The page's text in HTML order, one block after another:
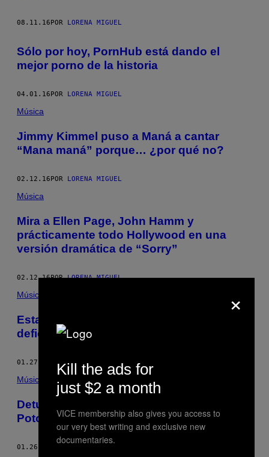
08.11.16POR LORENA MIGUEL
Sólo por hoy, PornHub está dando el
mejor porno de la historia
04.01.16POR LORENA MIGUEL
Música
Jimmy Kimmel puso a Maná a cantar
“Mana maná” porque… ¿por qué no?
02.12.16POR LORENA MIGUEL
Música
Mira a Ellen Page, John Hamm y
prácticamente todo Hollywood en una
versión dramática de “Sorry”
02.12.16PORLORENA MIGUEL
Música
Estas mujeres de la Ciudad de México se
defienden del machismo con punk rock
01.27.16 PORLORENA MIGUEL
Música
Detuvieron a Adán Cruz en San Luís
Potosí por abuso sexual a menores
01.26.16
×
Kill the ads for
just $2 a month
VICE membership also gives you access to
our very best writing and exclusive new
documentaries.